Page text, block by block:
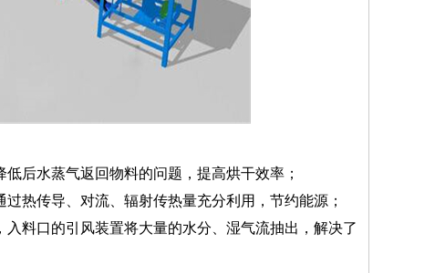
后水蒸气返回物料的问题，提高烘干效率；
热传导、对流、辐射传热量充分利用，节约能源；
料口的引风装置将大量的水分、湿气流抽出，解决了